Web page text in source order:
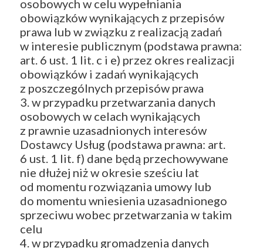
osobowych w celu wypełniania
obowiązków wynikających z przepisów
prawa lub w związku z realizacją zadań
w interesie publicznym (podstawa prawna:
art. 6 ust. 1 lit. c i e) przez okres realizacji
obowiązków i zadań wynikających
z poszczególnych przepisów prawa
3. w przypadku przetwarzania danych
osobowych w celach wynikających
z prawnie uzasadnionych interesów
Dostawcy Usług (podstawa prawna: art.
6 ust. 1 lit. f) dane będą przechowywane
nie dłużej niż w okresie sześciu lat
od momentu rozwiązania umowy lub
do momentu wniesienia uzasadnionego
sprzeciwu wobec przetwarzania w takim
celu
4. w przypadku gromadzenia danych